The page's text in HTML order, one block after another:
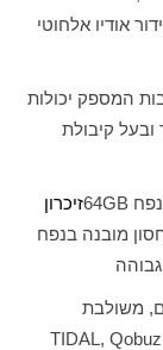
אודיו אלחוטי
המספק יכולות
ובעל קיבולת
64GBזיכרון
מובנה בנפח
משולבת
TIDAL,